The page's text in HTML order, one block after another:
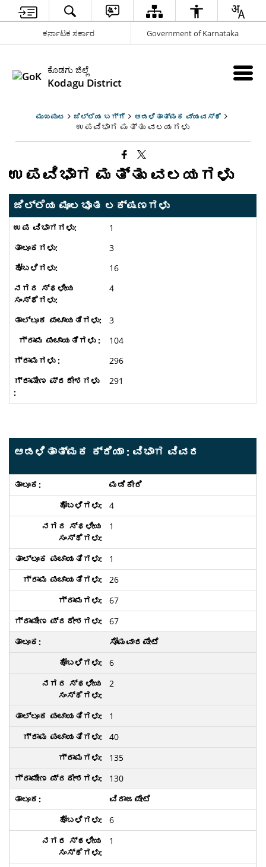
ಕರ್ನಾಟಕ ಸರ್ಕಾರ Government of Karnataka
ಕೊಡಗು ಜಿಲ್ಲೆ
Kodagu District
ಮುಖಪುಟ ಜಿಲ್ಲೆಯ ಬಗ್ಗೆ ಆಡಳಿತಾತ್ಮಕ ವ್ಯವಸ್ಥೆ
ಉಪವಿಭಾಗ ಮತ್ತು ವಲಯಗಳು
ಉಪವಿಭಾಗ ಮತ್ತು ವಲಯಗಳು
ಜಿಲ್ಲೆಯ ಮೂಲಭೂತ ಲಕ್ಷಣಗಳು
1
3
16
4
3
104
296
291
ಆಡಳಿತಾತ್ಮಕ ಕ್ರಿಯಾ : ವಿಭಾಗ ವಿವರ
ಮಡಿಕೇರಿ
4
1
1
26
67
67
ಸೋಮವಾರಪೇಟೆ
6
2
1
40
135
130
ವಿರಾಜಪೇಟೆ
6
1